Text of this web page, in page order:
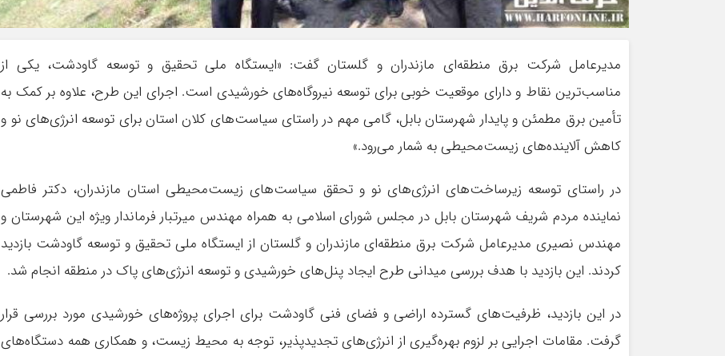
مدیرعامل شرکت برق منطقه‌ای مازندران و گلستان گفت: «ایستگاه ملی تحقیق و توسعه گاودشت، یکی از
مناسب‌ترین نقاط و دارای موقعیت خوبی برای توسعه نیروگاه‌های خورشیدی است. اجرای این طرح، علاوه بر کمک به
تأمین برق مطمئن و پایدار شهرستان بابل، گامی مهم در راستای سیاست‌های کلان استان برای توسعه انرژی‌های نو و
کاهش آلاینده‌های زیست‌محیطی به شمار می‌رود.»
در راستای توسعه زیرساخت‌های انرژی‌های نو و تحقق سیاست‌های زیست‌محیطی استان مازندران، دکتر فاطمی
نماینده مردم شریف شهرستان بابل در مجلس شورای اسلامی به همراه مهندس میرتبار فرماندار ویژه این شهرستان و
مهندس نصیری مدیرعامل شرکت برق منطقه‌ای مازندران و گلستان از ایستگاه ملی تحقیق و توسعه گاودشت بازدید
کردند. این بازدید با هدف بررسی میدانی طرح ایجاد پنل‌های خورشیدی و توسعه انرژی‌های پاک در منطقه انجام شد.
در این بازدید، ظرفیت‌های گسترده اراضی و فضای فنی گاودشت برای اجرای پروژه‌های خورشیدی مورد بررسی قرار
گرفت. مقامات اجرایی بر لزوم بهره‌گیری از انرژی‌های تجدیدپذیر، توجه به محیط زیست، و همکاری همه دستگاه‌های